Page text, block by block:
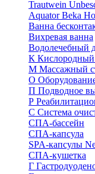
Trautwein
AquatorBeka
Ванна
Вихревая ванна
Водолечебный
К Кислородный
М Массажный
О
П Подводное
Р
С Система
СПА-бассейн
СПА-капсула
SPA-капсулы
СПА-кушетка
Г